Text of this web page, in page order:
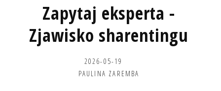
Zapytaj eksperta -
Zjawisko sharentingu
2026-05-19
PAULINA ZAREMBA